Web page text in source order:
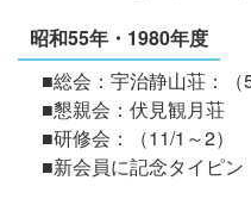
昭和55年・1980年度
■総会：宇治静山荘：（
■懇親会：伏見観月荘
■研修会：（11/1～2）
■新会員に記念タイピン